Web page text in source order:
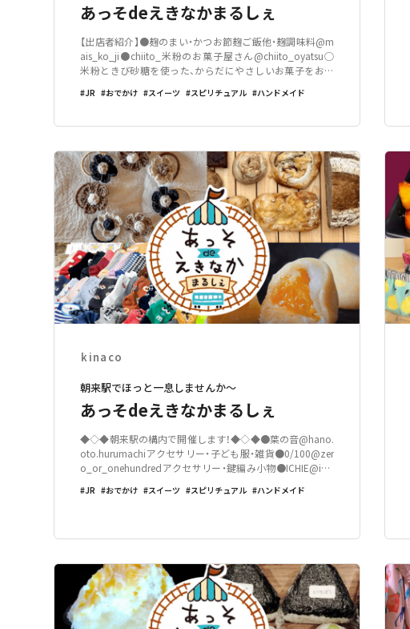
あっそdeえきなかまるしぇ
【出店者紹介】●麹のまい・かつお節麹ご飯他・麹調味料@m
ais_ko_ji●chiito_米粉のお菓子屋さん@chiito_oyatsu◯
米粉ときび砂糖を使った、からだにやさしいお菓子をお届
手作りしています🍪「また食べたい」と思っていただけるお
JR おでかけ スイーツ スピリチュアル ハンドメイド
kinaco
朝来駅でほっと一息しませんか～
あっそdeえきなかまるしぇ
◆◇◆朝来駅の構内で開催します！◆◇◆●葉の音@hano.
oto.hurumachiアクセサリー・子ども服・雑貨●0/100@zer
o_or_onehundredアクセサリー・鍵編み小物●ICHIE@ichi
6/靴下●里親支援センタ
JR おでかけ スイーツ スピリチュアル ハンドメイド